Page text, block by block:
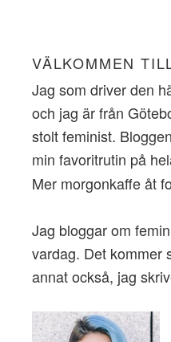
VÄLKOMMEN
Jag som driver den
och jag är från
stolt feminist.
min favoritrutin på
Mer morgonkaffe åt
Jag bloggar om
vardag. Det kommer
annat också, jag